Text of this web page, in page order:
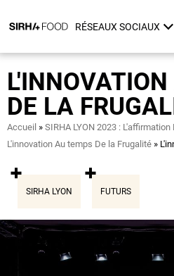
au
principal
RÉSEAUX SOCIAUX
DE LA
Fil
d'Ariane
Accueil
SIRHA LYON 2023 :
L'innovation Au temps De la Frugalité
SIRHA LYON FUTURS